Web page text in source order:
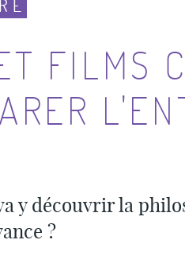
FILMS
y découvrir la
?